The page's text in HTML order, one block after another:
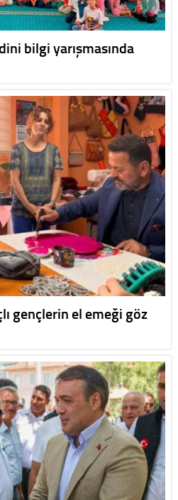
bilgi yarışmasında
gençlerin el emeği göz